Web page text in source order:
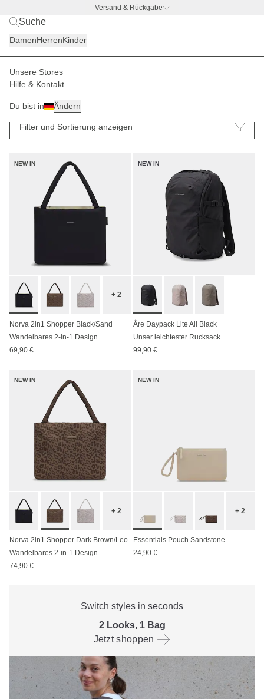
Versand & Rückgabe
DamenHerrenKinder
Unsere Stores
Hilfe & Kontakt
Du bist in Ändern
Neu 19
Filter und Sortierung anzeigen
NEW IN
+ 2
Norva 2in1 Shopper Black/Sand
Wandelbares 2-in-1 Design
69,90 €
NEW IN
Åre Daypack Lite All Black
Unser leichtester Rucksack
99,90 €
NEW IN
+ 2
Norva 2in1 Shopper Dark Brown/Leo
Wandelbares 2-in-1 Design
74,90 €
NEW IN
+ 2
Essentials Pouch Sandstone
24,90 €
Switch styles in seconds
2 Looks, 1 Bag
Jetzt shoppen